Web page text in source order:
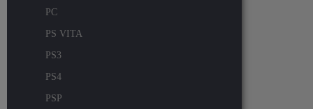
PC
PS VITA
PS3
PS4
PSP